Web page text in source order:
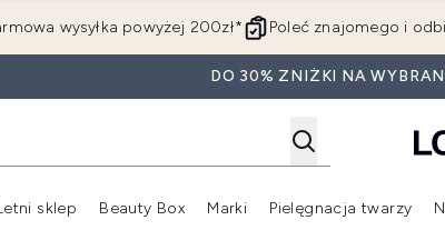
wysyłka powyżej 200zł* Poleć znajomego i
DO 30% ZNIŻKI NA
sklep Beauty Box
Wejdź do podmenu (Beauty
Marki
Wejdź do
Pielęgnacja twarzy